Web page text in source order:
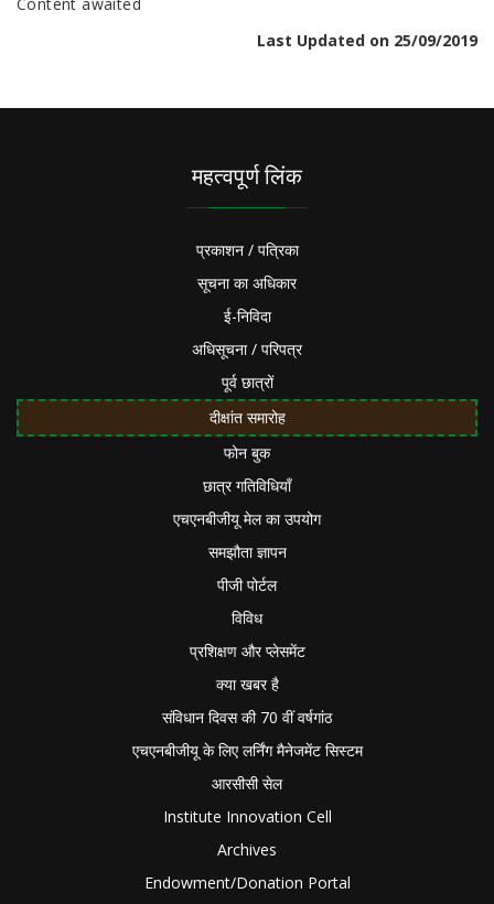
Last Updated on 25/09/2019
महत्वपूर्ण लिंक
प्रकाशन / पत्रिका
सूचना का अधिकार
ई-निविदा
अधिसूचना / परिपत्र
पूर्व छात्रों
दीक्षांत समारोह
फोन बुक
छात्र गतिविधियाँ
एचएनबीजीयू मेल का उपयोग
समझौता ज्ञापन
पीजी पोर्टल
विविध
प्रशिक्षण और प्लेसमेंट
क्या खबर है
संविधान दिवस की 70 वीं वर्षगांठ
एचएनबीजीयू के लिए लर्निंग मैनेजमेंट सिस्टम
आरसीसी सेल
Institute Innovation Cell
Archives
Endowment/Donation Portal